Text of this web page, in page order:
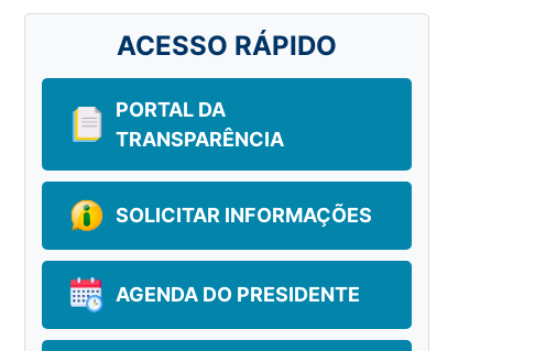
ACESSO RÁPIDO
PORTAL DA
TRANSPARÊNCIA
SOLICITAR INFORMAÇÕES
AGENDA DO PRESIDENTE